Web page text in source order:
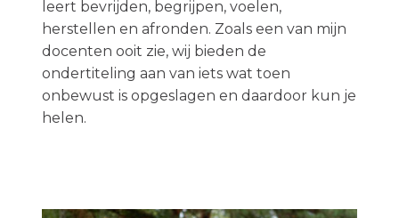
leert bevrijden, begrijpen, voelen,
herstellen en afronden. Zoals een van mijn
docenten ooit zie, wij bieden de
ondertiteling aan van iets wat toen
onbewust is opgeslagen en daardoor kun je
helen.